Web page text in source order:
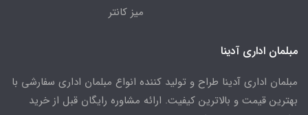
میز کانتر
مبلمان اداری آدینا
مبلمان اداری آدینا طراح و تولید کننده انواع مبلمان اداری سفارشی با
بهترین قیمت و بالاترین کیفیت. ارائه مشاوره رایگان قبل از خرید